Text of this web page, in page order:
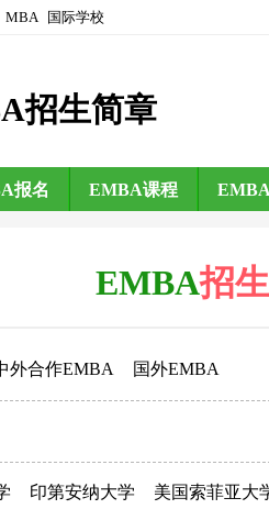
MBA 国际学校
招生简章
报名 EMBA课程 EMBA
EMBA招
外合作EMBA 国外EMBA
印第安纳大学 美国索菲亚大